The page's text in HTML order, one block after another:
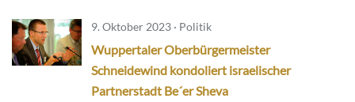
9. Oktober 2023 · Politik
Wuppertaler Oberbürgermeister
Schneidewind kondoliert israelischer
Partnerstadt Be´er Sheva